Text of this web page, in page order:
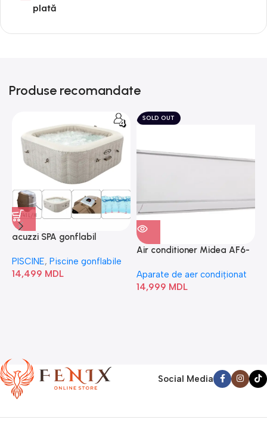
plată
Produse recomandate
acuzzi SPA gonflabil
Bubble” 28446
PISCINE, Piscine gonflabile
14,499 MDL
SOLD OUT
Air conditioner Midea AF6-
Aparate de aer condiționat
14,999 MDL
Social Media